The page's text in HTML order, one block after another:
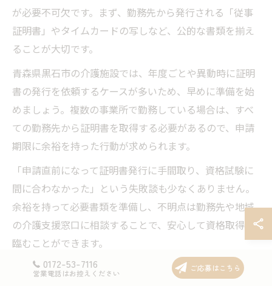
が必要不可欠です。まず、勤務先から発行される「従事
証明書」やタイムカードの写しなど、公的な書類を揃え
ることが大切です。
青森県黒石市の介護施設では、年度ごとや異動時に証明
書の発行を依頼するケースが多いため、早めに準備を始
めましょう。複数の事業所で勤務している場合は、すべ
ての勤務先から証明書を取得する必要があるので、申請
期限に余裕を持った行動が求められます。
「申請直前になって証明書発行に手間取り、資格試験に
間に合わなかった」という失敗談も少なくありません。
余裕を持って必要書類を準備し、不明点は勤務先や地域
の介護支援窓口に相談することで、安心して資格取得に
臨むことができます。
0172-53-7116
営業電話はお控えください
ご応募はこちら